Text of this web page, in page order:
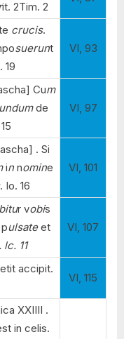
it. 2Tim. 2
crucis.
suerunt
19
VI, 93
Cum
undumde
VI, 97
. Si
in nomine
. Io. 16
VI, 101
r vobis
ulsateet
lc. 11
VI, 107
accipit.
VI, 115
XXIIII .
in celis.